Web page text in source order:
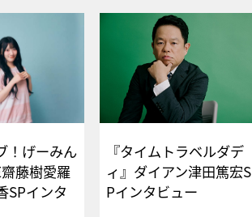
！げーみん
藤樹愛羅
SPインタ
『タイムトラベルダデ
ィ』ダイアン津田篤宏S
Pインタビュー